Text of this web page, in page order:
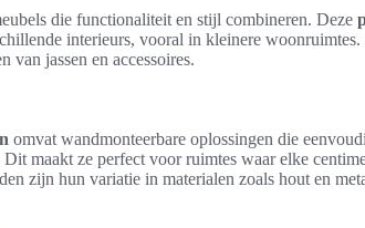
die functionaliteit en stijl combineren. Deze
interieurs, vooral in kleinere
van jassen en accessoires.
omvat wandmonteerbare oplossingen die
maakt ze perfect voor ruimtes waar elke
zijn hun variatie in materialen zoals hout en